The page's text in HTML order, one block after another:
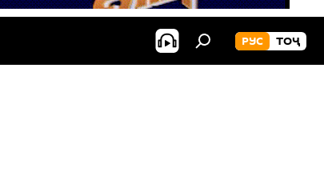
РУС ТОҶ